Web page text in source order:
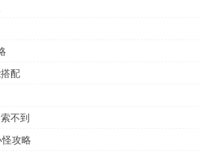
配
不到
攻略